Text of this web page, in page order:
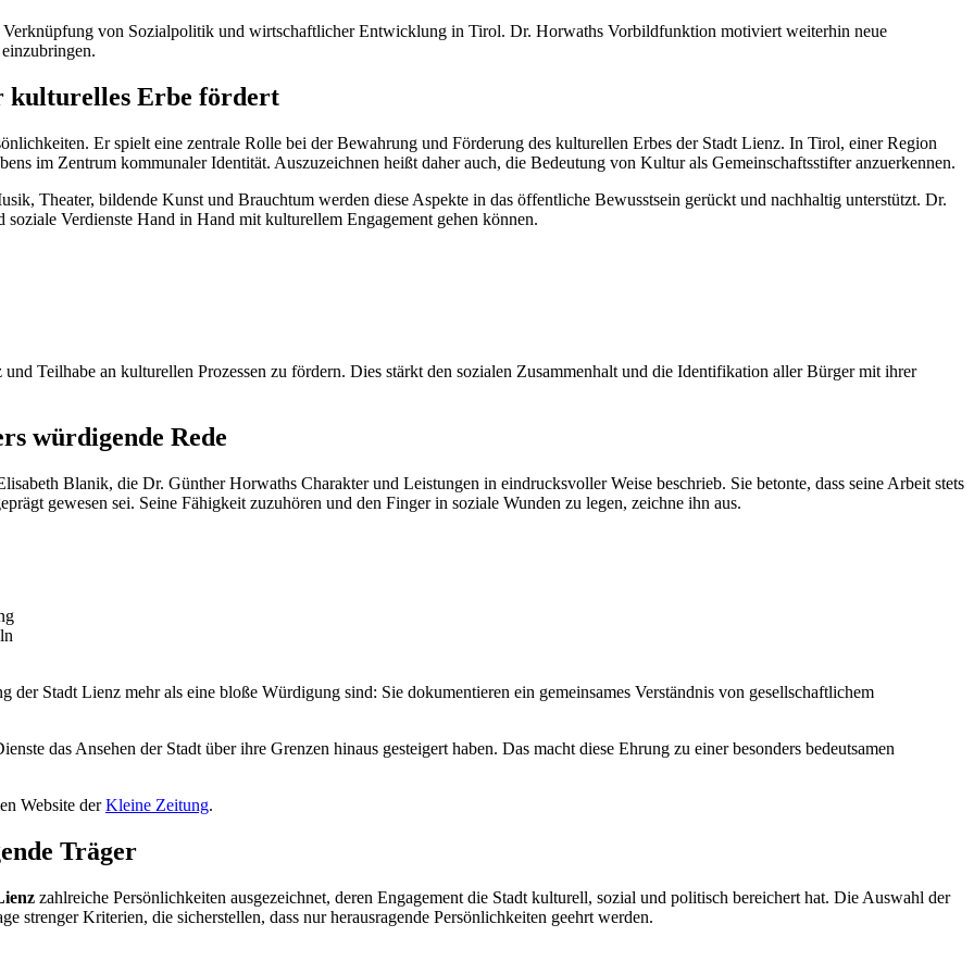
Verknüpfung von Sozialpolitik und wirtschaftlicher Entwicklung in Tirol. Dr. Horwaths Vorbildfunktion motiviert weiterhin neue
kulturelles Erbe fördert
Er spielt eine zentrale Rolle bei der Bewahrung und Förderung des kulturellen Erbes der Stadt Lienz. In Tirol, einer Region
im Zentrum kommunaler Identität. Auszuzeichnen heißt daher auch, die Bedeutung von Kultur als Gemeinschaftsstifter anzuerkennen.
Theater, bildende Kunst und Brauchtum werden diese Aspekte in das öffentliche Bewusstsein gerückt und nachhaltig unterstützt. Dr.
Verdienste Hand in Hand mit kulturellem Engagement gehen können.
Teilhabe an kulturellen Prozessen zu fördern. Dies stärkt den sozialen Zusammenhalt und die Identifikation aller Bürger mit ihrer
würdigende Rede
Blanik, die Dr. Günther Horwaths Charakter und Leistungen in eindrucksvoller Weise beschrieb. Sie betonte, dass seine Arbeit stets
gewesen sei. Seine Fähigkeit zuzuhören und den Finger in soziale Wunden zu legen, zeichne ihn aus.
Stadt Lienz mehr als eine bloße Würdigung sind: Sie dokumentieren ein gemeinsames Verständnis von gesellschaftlichem
das Ansehen der Stadt über ihre Grenzen hinaus gesteigert haben. Das macht diese Ehrung zu einer besonders bedeutsamen
Website derKleine Zeitung.
Träger
zahlreiche Persönlichkeiten ausgezeichnet, deren Engagement die Stadt kulturell, sozial und politisch bereichert hat. Die Auswahl der
strenger Kriterien, die sicherstellen, dass nur herausragende Persönlichkeiten geehrt werden.